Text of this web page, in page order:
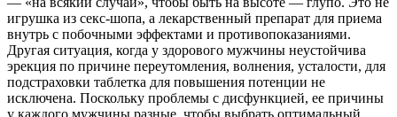
игрушка из секс-шопа, а лекарственный препарат для приема
внутрь с побочными эффектами и противопоказаниями.
Другая ситуация, когда у здорового мужчины неустойчива
эрекция по причине переутомления, волнения, усталости, для
подстраховки таблетка для повышения потенции не
исключена. Поскольку проблемы с дисфункцией, ее причины
у каждого мужчины разные, чтобы выбрать оптимальный